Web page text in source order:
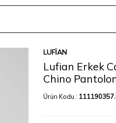
LUFIAN
Lufian Erkek
Chino
Ürün Kodu :